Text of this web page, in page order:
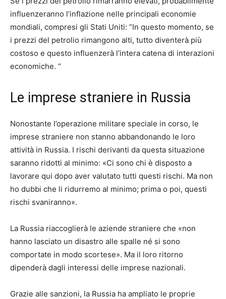
influenzeranno l’inflazione nelle principali economie
mondiali, compresi gli Stati Uniti: “In questo momento, se
i prezzi del petrolio rimangono alti, tutto diventerà più
costoso e questo influenzerà l’intera catena di interazioni
economiche. “
Le imprese straniere in Russia
Nonostante l’operazione militare speciale in corso, le
imprese straniere non stanno abbandonando le loro
attività in Russia. I rischi derivanti da questa situazione
saranno ridotti al minimo: «Ci sono chi è disposto a
lavorare qui dopo aver valutato tutti questi rischi. Ma non
ho dubbi che li ridurremo al minimo; prima o poi, questi
rischi svaniranno».
La Russia riaccoglierà le aziende straniere che «non
hanno lasciato un disastro alle spalle né si sono
comportate in modo scortese». Ma il loro ritorno
dipenderà dagli interessi delle imprese nazionali.
Grazie alle sanzioni, la Russia ha ampliato le proprie